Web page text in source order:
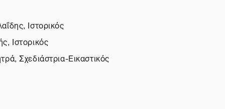
Ιστορικός
Ιστορικός
Σχεδιάστρια-Εικαστικός